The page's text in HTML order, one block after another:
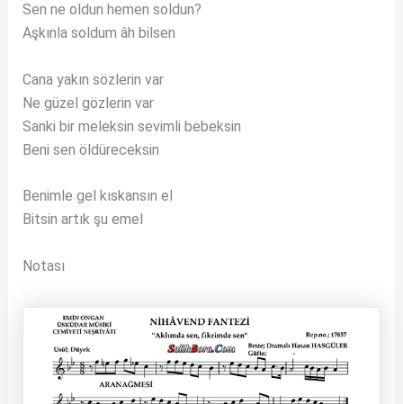
Sen ne oldun hemen soldun?
Aşkınla soldum âh bilsen
Cana yakın sözlerin var
Ne güzel gözlerin var
Sanki bir meleksin sevimli bebeksin
Beni sen öldüreceksin
Benimle gel kıskansın el
Bitsin artık şu emel
Notası